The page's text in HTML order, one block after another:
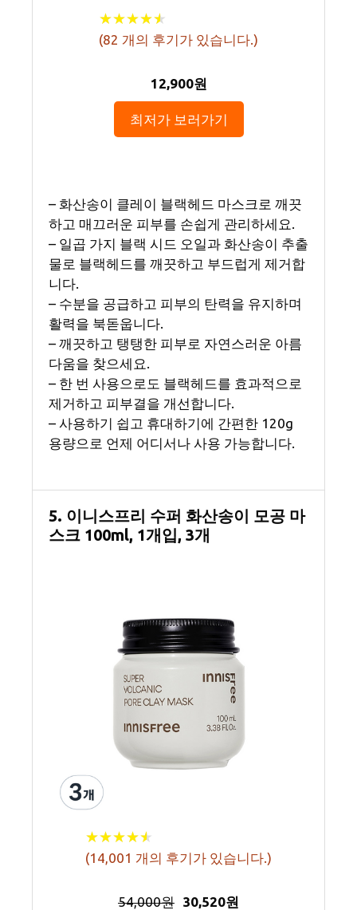
★★★★★
★★★★★
(82 개의 후기가 있습니다.)
12,900원
최저가 보러가기
– 화산송이 클레이 블랙헤드 마스크로 깨끗
하고 매끄러운 피부를 손쉽게 관리하세요.
– 일곱 가지 블랙 시드 오일과 화산송이 추출
물로 블랙헤드를 깨끗하고 부드럽게 제거합
니다.
– 수분을 공급하고 피부의 탄력을 유지하며
활력을 북돋웁니다.
– 깨끗하고 탱탱한 피부로 자연스러운 아름
다움을 찾으세요.
– 한 번 사용으로도 블랙헤드를 효과적으로
제거하고 피부결을 개선합니다.
– 사용하기 쉽고 휴대하기에 간편한 120g
용량으로 언제 어디서나 사용 가능합니다.
5. 이니스프리 수퍼 화산송이 모공 마
스크 100ml, 1개입, 3개
★★★★★
★★★★★
(14,001 개의 후기가 있습니다.)
54,000원 30,520원